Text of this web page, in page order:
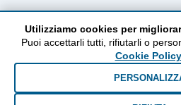
Dal 2010 ad oggi • Testi e
Utilizziamo cookies per
Puoi accettarli tutti, rifiutarli o
Cookie Policy